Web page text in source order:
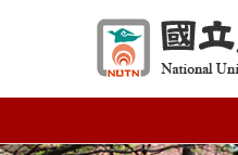
跳到主要內容區塊